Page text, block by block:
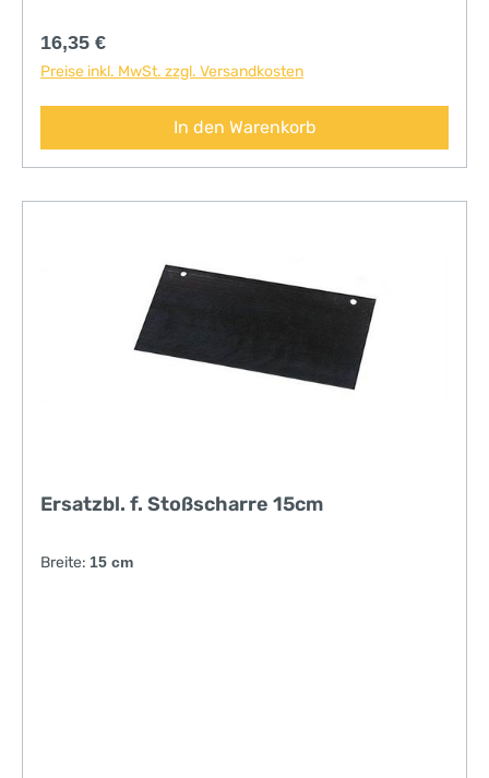
Regulärer Preis:
16,35 €
Preise inkl. MwSt. zzgl. Versandkosten
In den Warenkorb
Ersatzbl. f. Stoßscharre 15cm
Breite: 15 cm